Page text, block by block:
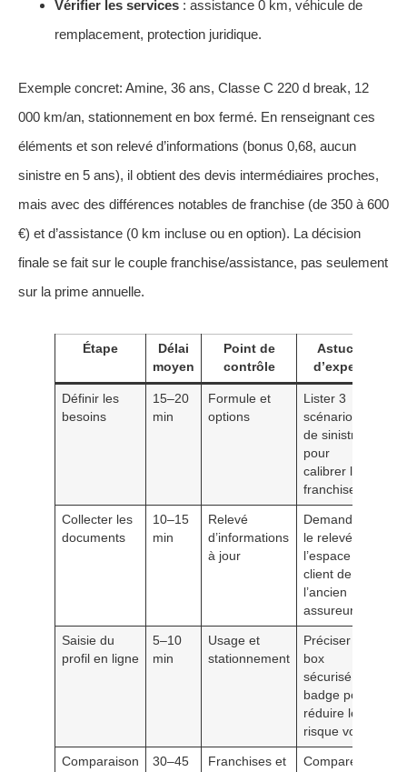
Vérifier les services : assistance 0 km, véhicule de
remplacement, protection juridique.
Exemple concret: Amine, 36 ans, Classe C 220 d break, 12
000 km/an, stationnement en box fermé. En renseignant ces
éléments et son relevé d’informations (bonus 0,68, aucun
sinistre en 5 ans), il obtient des devis intermédiaires proches,
mais avec des différences notables de franchise (de 350 à 600
€) et d’assistance (0 km incluse ou en option). La décision
finale se fait sur le couple franchise/assistance, pas seulement
sur la prime annuelle.
Étape
Délai
moyen
Point de
contrôle
Astuce
d’expert
Définir les
besoins
15–20
min
Formule et
options
Lister 3
scénarios
de sinistre
pour
calibrer les
franchises
Collecter les
documents
10–15
min
Relevé
d’informations
à jour
Demander
le relevé via
l’espace
client de
l’ancien
assureur
Saisie du
profil en ligne
5–10
min
Usage et
stationnement
Préciser
box
sécurisé ou
badge pour
réduire le
risque vol
Comparaison
30–45
Franchises et
Comparer